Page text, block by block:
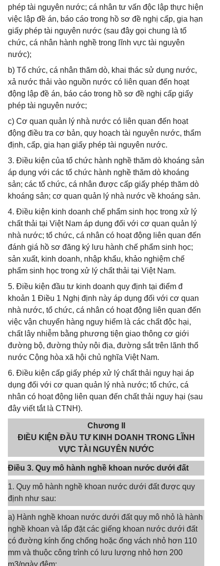
phép tài nguyên nước; cá nhân tư vấn độc lập thực hiện
việc lập đề án, báo cáo trong hồ sơ đề nghị cấp, gia hạn
giấy phép tài nguyên nước (sau đây gọi chung là tổ
chức, cá nhân hành nghề trong lĩnh vực tài nguyên
nước);
b) Tổ chức, cá nhân thăm dò, khai thác sử dụng nước,
xả nước thải vào nguồn nước có liên quan đến hoạt
động lập đề án, báo cáo trong hồ sơ đề nghị cấp giấy
phép tài nguyên nước;
c) Cơ quan quản lý nhà nước có liên quan đến hoạt
động điều tra cơ bản, quy hoạch tài nguyên nước, thẩm
định, cấp, gia hạn giấy phép tài nguyên nước.
3. Điều kiện của tổ chức hành nghề thăm dò khoáng sản
áp dụng với các tổ chức hành nghề thăm dò khoáng
sản; các tổ chức, cá nhân được cấp giấy phép thăm dò
khoáng sản; cơ quan quản lý nhà nước về khoáng sản.
4. Điều kiện kinh doanh chế phẩm sinh học trong xử lý
chất thải tại Việt Nam áp dụng đối với cơ quan quản lý
nhà nước; tổ chức, cá nhân có hoạt động liên quan đến
đánh giá hồ sơ đăng ký lưu hành chế phẩm sinh học;
sản xuất, kinh doanh, nhập khẩu, khảo nghiệm chế
phẩm sinh học trong xử lý chất thải tại Việt Nam.
5. Điều kiện đầu tư kinh doanh quy định tại điểm đ
khoản 1 Điều 1 Nghị định này áp dụng đối với cơ quan
nhà nước, tổ chức, cá nhân có hoạt động liên quan đến
việc vận chuyển hàng nguy hiểm là các chất độc hại,
chất lây nhiễm bằng phương tiện giao thông cơ giới
đường bộ, đường thủy nội địa, đường sắt trên lãnh thổ
nước Cộng hòa xã hội chủ nghĩa Việt Nam.
6. Điều kiện cấp giấy phép xử lý chất thải nguy hại áp
dụng đối với cơ quan quản lý nhà nước; tổ chức, cá
nhân có hoạt động liên quan đến chất thải nguy hại (sau
đây viết tắt là CTNH).
Chương II
ĐIỀU KIỆN ĐẦU TƯ KINH DOANH TRONG LĨNH
VỰC TÀI NGUYÊN NƯỚC
Điều 3. Quy mô hành nghề khoan nước dưới đất
1. Quy mô hành nghề khoan nước dưới đất được quy
định như sau:
a) Hành nghề khoan nước dưới đất quy mô nhỏ là hành
nghề khoan và lắp đặt các giếng khoan nước dưới đất
có đường kính ống chống hoặc ống vách nhỏ hơn 110
mm và thuộc công trình có lưu lượng nhỏ hơn 200
m3/ngày đêm;